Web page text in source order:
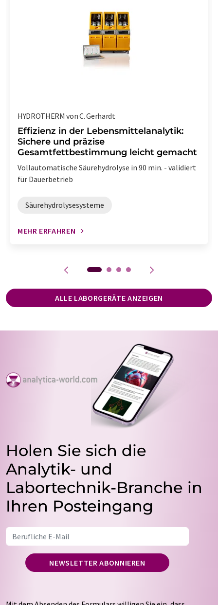
HYDROTHERM von C. Gerhardt
Effizienz in der Lebensmittelanalytik:
Sichere und präzise
Gesamtfettbestimmung leicht gemacht
Vollautomatische Säurehydrolyse in 90 min. - validiert
für Dauerbetrieb
Säurehydrolysesysteme
MEHR ERFAHREN
ALLE LABORGERÄTE ANZEIGEN
Holen Sie sich die
Analytik- und
Labortechnik-Branche in
Ihren Posteingang
NEWSLETTER ABONNIEREN